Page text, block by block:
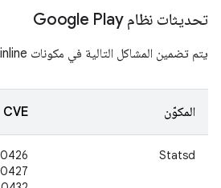
تحديثات نظام Google Play
يتم تضمين المشاكل التالية في مكونات Project Mainline.
المكوّن CVE
Statsd